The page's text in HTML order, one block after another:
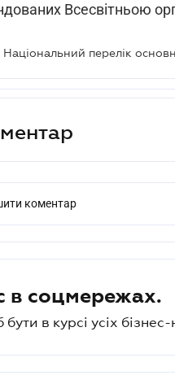
Всесвітньою
Національний перелік
коментар
в соцмережах.
в курсі усіх